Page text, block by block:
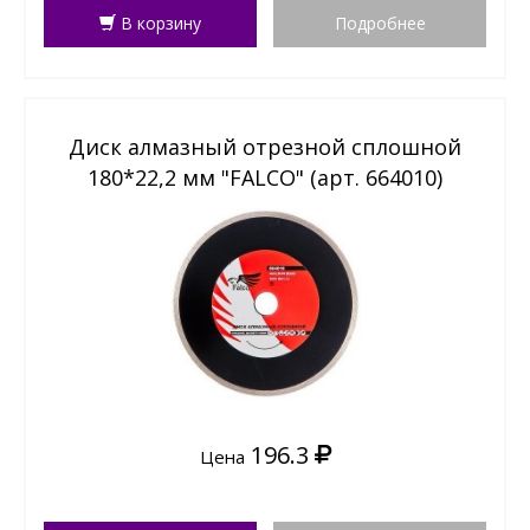
В корзину Подробнее
Диск алмазный отрезной сплошной
180*22,2 мм "FALCO" (арт. 664010)
Цена 196.3